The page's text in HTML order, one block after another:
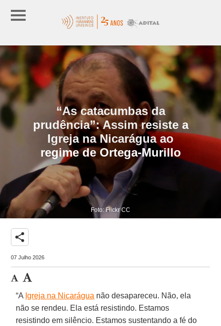
“As catacumbas da
prudência”: Assim resiste a
Igreja na Nicarágua ao
regime de Ortega-Murillo
Foto: Flickr CC
share
07 Julho 2026
“A Igreja na Nicarágua não desapareceu. Não, ela
não se rendeu. Ela está resistindo. Estamos
resistindo em silêncio. Estamos sustentando a fé do